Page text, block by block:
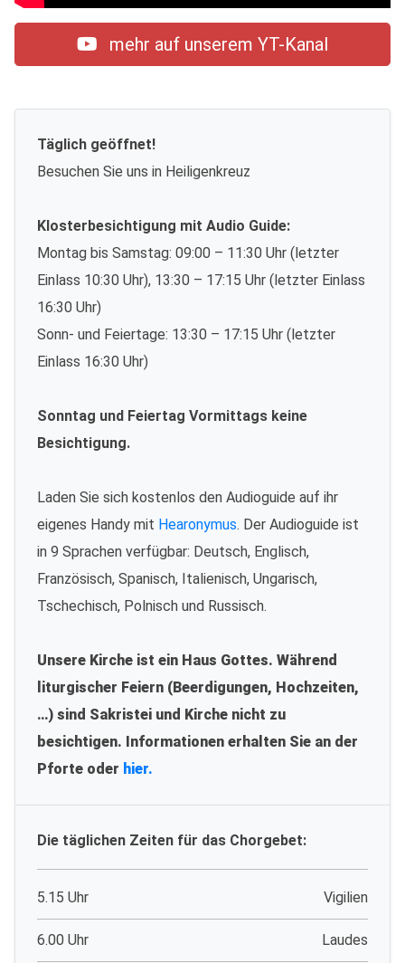
mehr auf unserem YT-Kanal
Täglich geöffnet!
Besuchen Sie uns in Heiligenkreuz
Klosterbesichtigung mit Audio Guide:
Montag bis Samstag: 09:00 – 11:30 Uhr (letzter
Einlass 10:30 Uhr), 13:30 – 17:15 Uhr (letzter Einlass
16:30 Uhr)
Sonn- und Feiertage: 13:30 – 17:15 Uhr (letzter
Einlass 16:30 Uhr)
Sonntag und Feiertag Vormittags keine
Besichtigung.
Laden Sie sich kostenlos den Audioguide auf ihr
eigenes Handy mit Hearonymus. Der Audioguide ist
in 9 Sprachen verfügbar: Deutsch, Englisch,
Französisch, Spanisch, Italienisch, Ungarisch,
Tschechisch, Polnisch und Russisch.
Unsere Kirche ist ein Haus Gottes. Während
liturgischer Feiern (Beerdigungen, Hochzeiten,
…) sind Sakristei und Kirche nicht zu
besichtigen. Informationen erhalten Sie an der
Pforte oder hier.
Die täglichen Zeiten für das Chorgebet:
5.15 Uhr Vigilien
6.00 Uhr Laudes